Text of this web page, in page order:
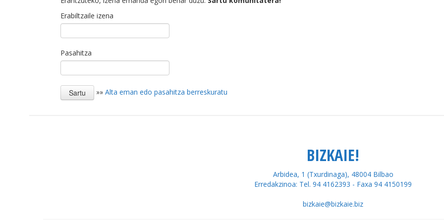
Erabiltzaile izena
Pasahitza
»» Alta eman edo pasahitza berreskuratu
BIZKAIE!
Arbidea, 1 (Txurdinaga), 48004 Bilbao
Erredakzinoa: Tel. 94 4162393 - Faxa 94 4150199
bizkaie@bizkaie.biz